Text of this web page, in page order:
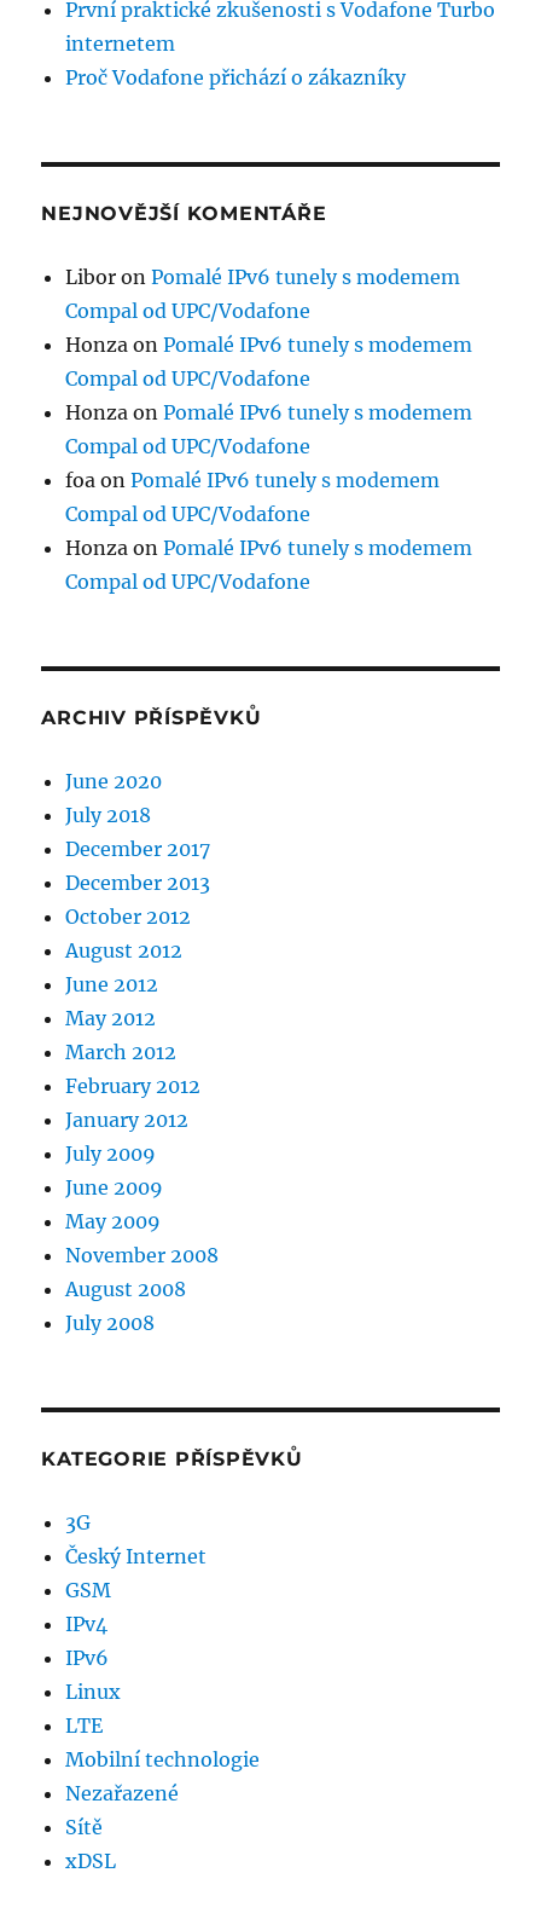
První praktické zkušenosti s Vodafone Turbo
internetem
Proč Vodafone přichází o zákazníky
NEJNOVĚJŠÍ KOMENTÁŘE
Libor onPomalé IPv6 tunely s modemem
Compal od UPC/Vodafone
Honza onPomalé IPv6 tunely s modemem
Compal od UPC/Vodafone
Honza onPomalé IPv6 tunely s modemem
Compal od UPC/Vodafone
foa onPomalé IPv6 tunely s modemem
Compal od UPC/Vodafone
Honza onPomalé IPv6 tunely s modemem
Compal od UPC/Vodafone
ARCHIV PŘÍSPĚVKŮ
June 2020
July 2018
December 2017
December 2013
October 2012
August 2012
June 2012
May 2012
March 2012
February 2012
January 2012
July 2009
June 2009
May 2009
November 2008
August 2008
July 2008
KATEGORIE PŘÍSPĚVKŮ
3G
Český Internet
GSM
IPv4
IPv6
Linux
LTE
Mobilní technologie
Nezařazené
Sítě
xDSL